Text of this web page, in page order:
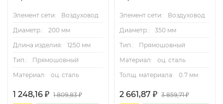
Элемент сети:
Воздуховод
Диаметр.:
200 мм
Длина изделия:
1250 мм
Тип.:
Прямошовный
Материал:
оц. сталь
1 248,16 ₽ 1 809,83₽
Элемент сети:
Воздуховод
Диаметр.:
350 мм
Тип.:
Прямошовный
Материал:
оц. сталь
Толщ. материала:
0.7 мм
2 661,87 ₽ 3 859,71₽